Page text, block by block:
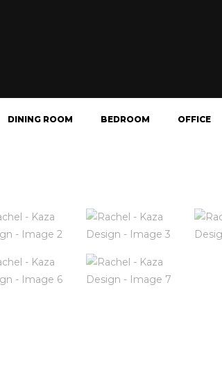
DINING ROOM BEDROOM OFFICE